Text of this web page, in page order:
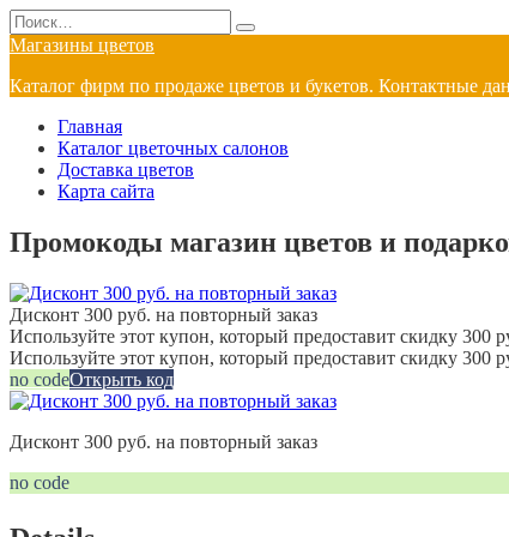
Перейти
к
содержанию
Search
for:
Магазины цветов
Каталог фирм по продаже цветов и букетов. Контактные
Главная
Каталог цветочных салонов
Доставка цветов
Карта сайта
Промокоды магазин цветов и
Дисконт 300 руб. на повторный заказ
Используйте этот купон, который предоставит скидку 300
Используйте этот купон, который предоставит скидку 300
no codeОткрыть код
Дисконт 300 руб. на повторный заказ
no code